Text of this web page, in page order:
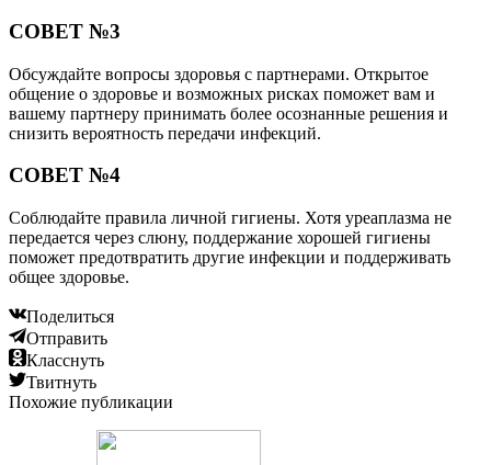
СОВЕТ №3
Обсуждайте вопросы здоровья с партнерами. Открытое
общение о здоровье и возможных рисках поможет вам и
вашему партнеру принимать более осознанные решения и
снизить вероятность передачи инфекций.
СОВЕТ №4
Соблюдайте правила личной гигиены. Хотя уреаплазма не
передается через слюну, поддержание хорошей гигиены
поможет предотвратить другие инфекции и поддерживать
общее здоровье.
Поделиться
Отправить
Класснуть
Твитнуть
Похожие публикации